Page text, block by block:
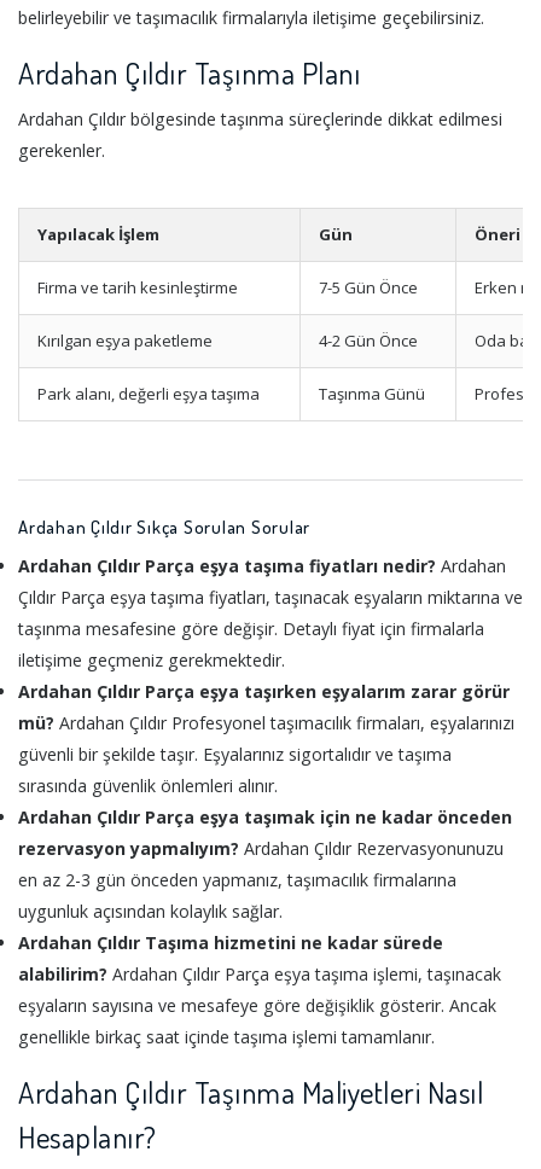
belirleyebilir ve taşımacılık firmalarıyla iletişime geçebilirsiniz.
Ardahan Çıldır Taşınma Planı
Ardahan Çıldır bölgesinde taşınma süreçlerinde dikkat edilmesi
gerekenler.
Yapılacak İşlem Gün Öneri
Firma ve tarih kesinleştirme 7-5 Gün Önce Erken
Kırılgan eşya paketleme 4-2 Gün Önce Oda
Park alanı, değerli eşya taşıma Taşınma Günü
Ardahan Çıldır Sıkça Sorulan Sorular
Ardahan Çıldır Parça eşya taşıma fiyatları nedir? Ardahan
Çıldır Parça eşya taşıma fiyatları, taşınacak eşyaların miktarına ve
taşınma mesafesine göre değişir. Detaylı fiyat için firmalarla
iletişime geçmeniz gerekmektedir.
Ardahan Çıldır Parça eşya taşırken eşyalarım zarar görür
mü? Ardahan Çıldır Profesyonel taşımacılık firmaları, eşyalarınızı
güvenli bir şekilde taşır. Eşyalarınız sigortalıdır ve taşıma
sırasında güvenlik önlemleri alınır.
Ardahan Çıldır Parça eşya taşımak için ne kadar önceden
rezervasyon yapmalıyım? Ardahan Çıldır Rezervasyonunuzu
en az 2-3 gün önceden yapmanız, taşımacılık firmalarına
uygunluk açısından kolaylık sağlar.
Ardahan Çıldır Taşıma hizmetini ne kadar sürede
alabilirim? Ardahan Çıldır Parça eşya taşıma işlemi, taşınacak
eşyaların sayısına ve mesafeye göre değişiklik gösterir. Ancak
genellikle birkaç saat içinde taşıma işlemi tamamlanır.
Ardahan Çıldır Taşınma Maliyetleri Nasıl
Hesaplanır?